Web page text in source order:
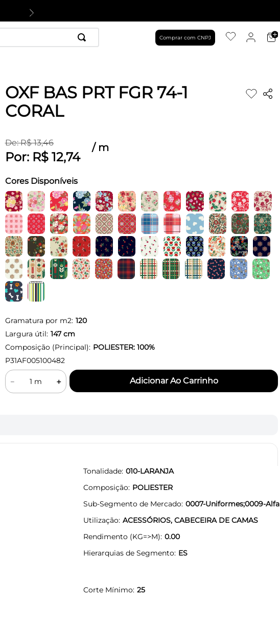
Comprar com CNPJ
OXF BAS PRT FGR 74-1
CORAL
De:R$ 13,46
Por: R$ 12,74
/ m
Cores Disponíveis
Gramatura por m2: 120
Largura útil: 147cm
Composição (Principal): POLIESTER: 100%
P31AF005100482
＋
－
Tonalidade 010-LARANJA
Composição POLIESTER
Sub-Segmento de Mercado 0007-Uniformes;0009-
Utilização ACESSÓRIOS, CABECEIRA DE CAMAS
Rendimento (KG=>M) 0.00
Hierarquias de Segmento ES
Corte Mínimo 25